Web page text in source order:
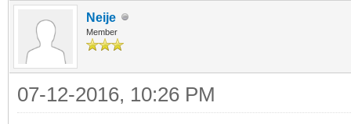
Neije
Member
07-12-2016, 10:26 PM